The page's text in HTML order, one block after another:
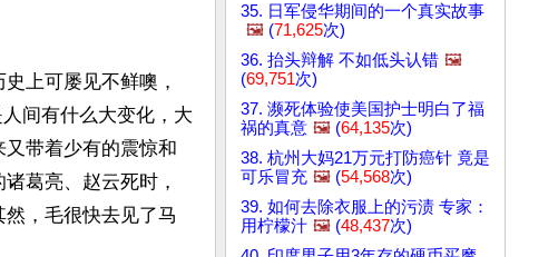
上可屡见不鲜噢，
人间有什么大变化，大
带着少有的震惊和
葛亮、赵云死时，
，毛很快去见了马
35. 日军侵华期间的一个真实故事
🖼️ (71,625次)
36. 抬头辩解 不如低头认错 🖼️
(69,751次)
37. 濒死体验使美国护士明白了福
祸的真意 🖼️ (64,135次)
38. 杭州大妈21万元打防癌针 竟是
可乐冒充 🖼️ (54,568次)
39. 如何去除衣服上的污渍 专家：
用柠檬汁 🖼️ (48,437次)